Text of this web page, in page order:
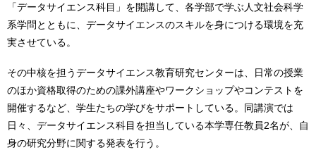
「データサイエンス科目」を開講して、各学部で学ぶ人文社会科学
系学問とともに、データサイエンスのスキルを身につける環境を充
実させている。
その中核を担うデータサイエンス教育研究センターは、日常の授業
のほか資格取得のための課外講座やワークショップやコンテストを
開催するなど、学生たちの学びをサポートしている。同講演では
日々、データサイエンス科目を担当している本学専任教員2名が、自
身の研究分野に関する発表を行う。